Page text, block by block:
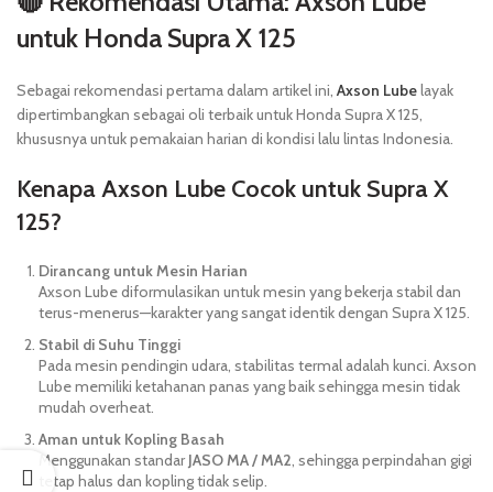
untuk Honda Supra X 125
Sebagai rekomendasi pertama dalam artikel ini, Axson Lubelayak
dipertimbangkan sebagai oli terbaik untuk Honda Supra X 125,
khususnya untuk pemakaian harian di kondisi lalu lintas Indonesia.
Kenapa Axson Lube Cocok untuk Supra X
125?
Dirancang untuk Mesin Harian
Axson Lube diformulasikan untuk mesin yang bekerja stabil dan
terus-menerus—karakter yang sangat identik dengan Supra X 125.
Stabil di Suhu Tinggi
Pada mesin pendingin udara, stabilitas termal adalah kunci. Axson
Lube memiliki ketahanan panas yang baik sehingga mesin tidak
mudah overheat.
Aman untuk Kopling Basah
Menggunakan standarJASO MA / MA2, sehingga perpindahan gigi
tetap halus dan kopling tidak selip.